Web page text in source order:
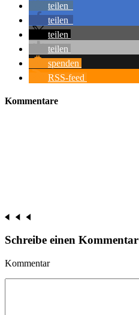
teilen
teilen
teilen
teilen
spenden
RSS-feed
Kommentare
Schreibe einen Kommentar
Kommentar